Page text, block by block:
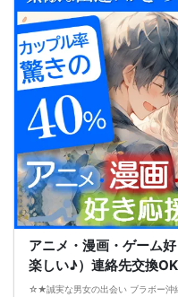
アニメ・漫画・ゲーム
楽しい♪）連絡先交換
☆★誠実な男女の出会い ブラボー